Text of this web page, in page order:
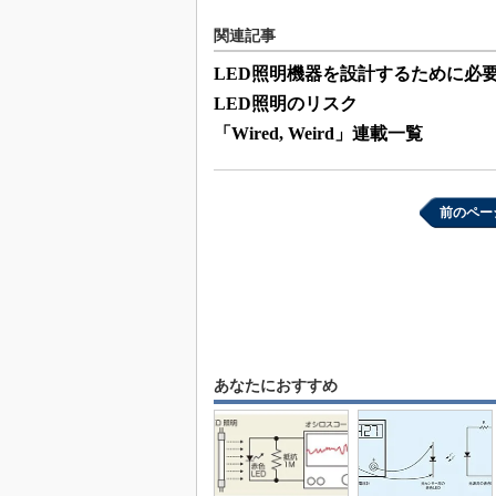
関連記事
LED照明機器を設計するために必
LED照明のリスク
「Wired, Weird」連載一覧
前のペー
あなたにおすすめ